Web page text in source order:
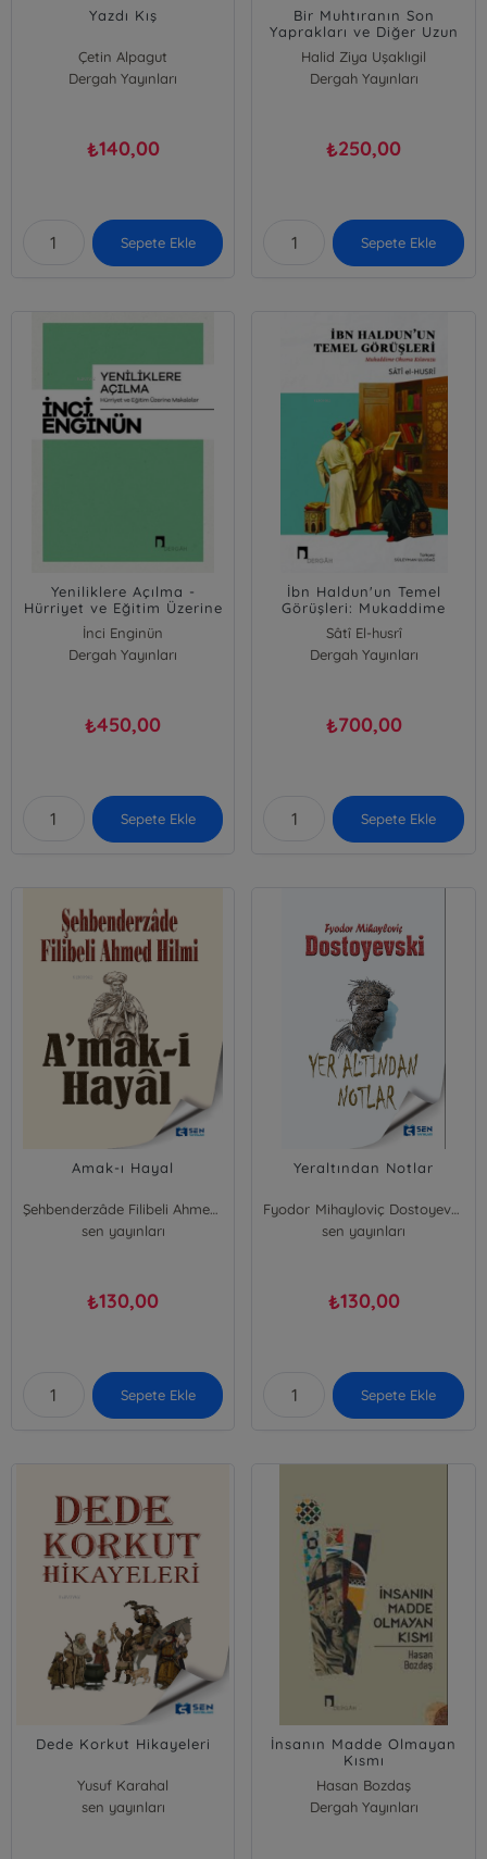
Yazdı Kış
Çetin Alpagut
Dergah Yayınları
₺140,00
Sepete Ekle
Bir Muhtıranın Son
Yaprakları ve Diğer Uzun
Hikayeler
Halid Ziya Uşaklıgil
Dergah Yayınları
₺250,00
Sepete Ekle
Yeniliklere Açılma -
Hürriyet ve Eğitim Üzerine
İnci Enginün
Dergah Yayınları
₺450,00
Sepete Ekle
İbn Haldun'un Temel
Görüşleri: Mukaddime
Okuma Kılavuzu
Sâtî El-husrî
Dergah Yayınları
₺700,00
Sepete Ekle
Amak-ı Hayal
Şehbenderzâde Filibeli Ahmed Hilmi
sen yayınları
₺130,00
Sepete Ekle
Yeraltından Notlar
Fyodor Mihayloviç Dostoyevski
sen yayınları
₺130,00
Sepete Ekle
Dede Korkut Hikayeleri
Yusuf Karahal
sen yayınları
İnsanın Madde Olmayan
Kısmı
Hasan Bozdaş
Dergah Yayınları